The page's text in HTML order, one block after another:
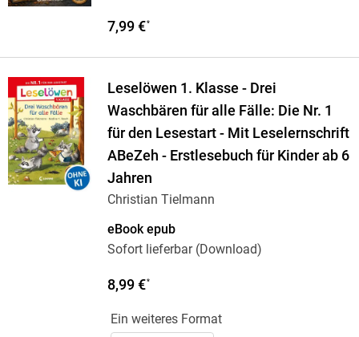
7,99 €*
Leselöwen 1. Klasse - Drei
Waschbären für alle Fälle: Die Nr. 1
für den Lesestart - Mit Leselernschrift
ABeZeh - Erstlesebuch für Kinder ab 6
Jahren
Christian Tielmann
eBook epub
Sofort lieferbar (Download)
8,99 €*
Ein weiteres Format